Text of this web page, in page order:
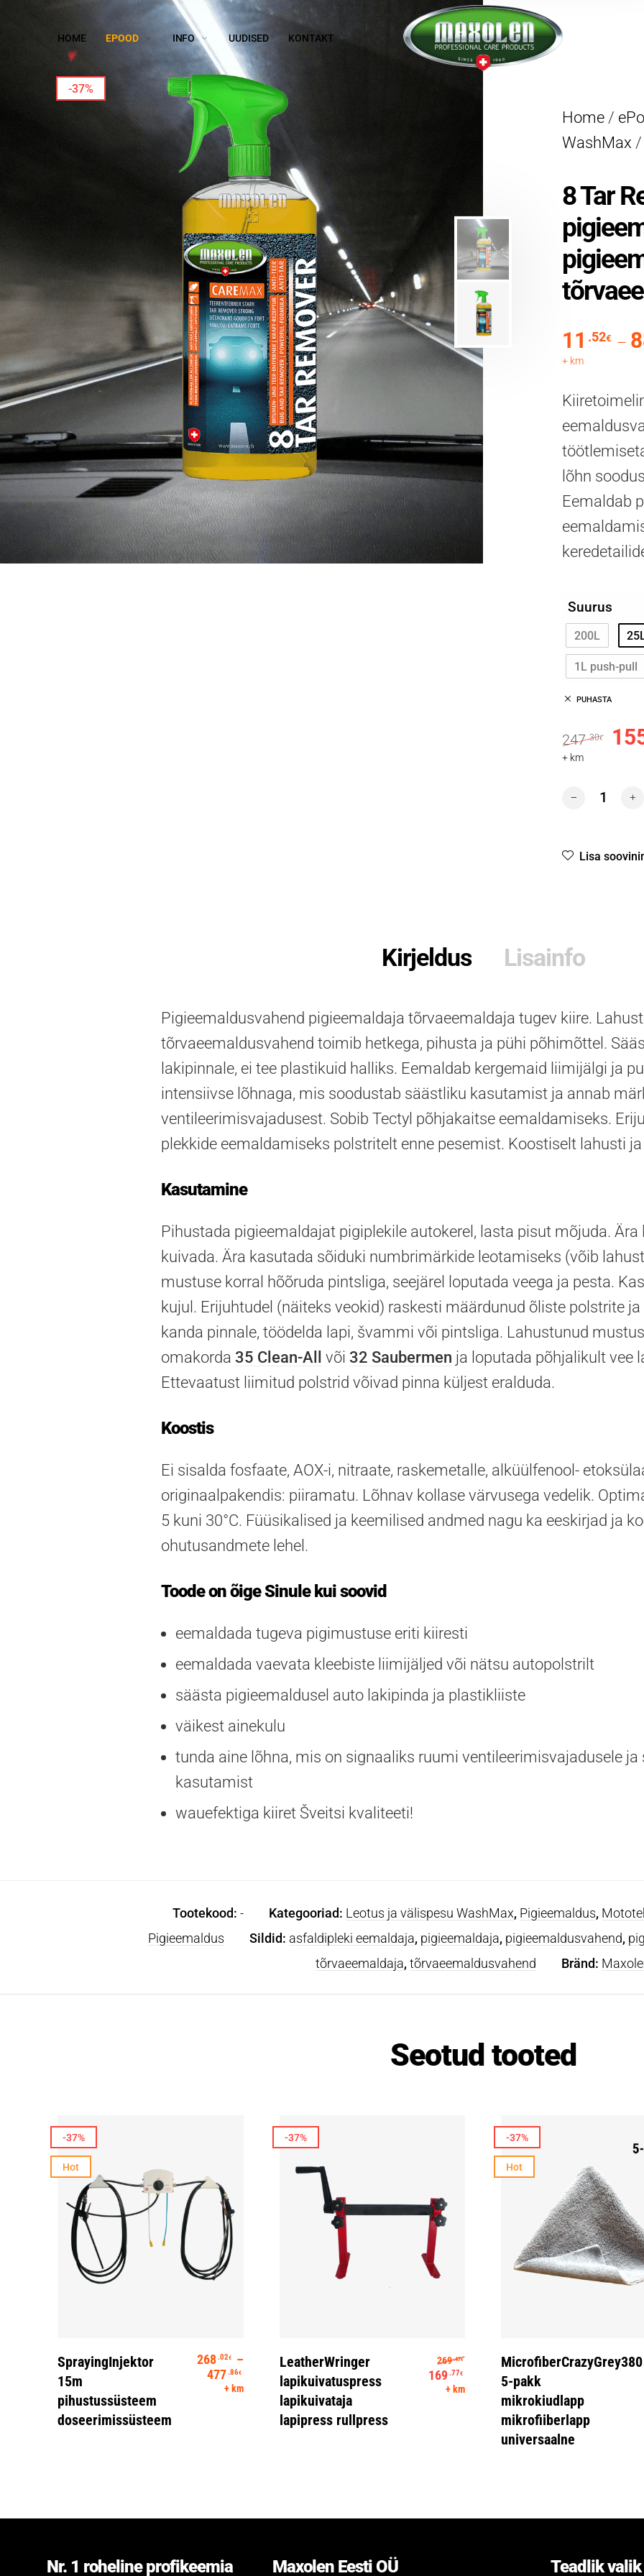
HOME EPOOD INFO UUDISED KONTAKT
-37%
Home /
WashMax /
8 Tar
11 .52€ –
+ km
lõhn
Eemaldab
Suurus
200L
1L push-pull
PUHASTA
247.30€
+ km
8 Tar
Lisa
Kirjeldus Lisainfo
Pigieemaldusvahend pigieemaldaja tõrvaeemaldaja tugev kiire.
tõrvaeemaldusvahend toimib hetkega, pihusta ja pühi põhimõttel.
lakipinnale, ei tee plastikuid halliks. Eemaldab kergemaid liimijälgi ja
intensiivse lõhnaga, mis soodustab säästliku kasutamist ja annab
ventileerimisvajadusest. Sobib Tectyl põhjakaitse eemaldamiseks.
plekkide eemaldamiseks polstritelt enne pesemist. Koostiselt lahusti
Kasutamine
Pihustada pigieemaldajat pigiplekile autokerel, lasta pisut mõjuda. Ära
kuivada. Ära kasutada sõiduki numbrimärkide leotamiseks (võib
mustuse korral hõõruda pintsliga, seejärel loputada veega ja pesta.
kujul. Erijuhtudel (näiteks veokid) raskesti määrdunud õliste polstrite
kanda pinnale, töödelda lapi, švammi või pintsliga. Lahustunud
omakorda 35 Clean-All või 32 Saubermen ja loputada põhjalikult vee
Ettevaatust liimitud polstrid võivad pinna küljest eralduda.
Koostis
Ei sisalda fosfaate, AOX-i, nitraate, raskemetalle, alküülfenool-
originaalpakendis: piiramatu. Lõhnav kollase värvusega vedelik.
5 kuni 30°C. Füüsikalised ja keemilised andmed nagu ka eeskirjad ja
ohutusandmete lehel.
Toode on õige Sinule kui soovid
eemaldada tugeva pigimustuse eriti kiiresti
eemaldada vaevata kleebiste liimijäljed või nätsu autopolstrilt
säästa pigieemaldusel auto lakipinda ja plastikliiste
väikest ainekulu
tunda aine lõhna, mis on signaaliks ruumi ventileerimisvajadusele
kasutamist
wauefektiga kiiret Šveitsi kvaliteeti!
Tootekood: - Kategooriad: Leotus ja välispesu WashMax, Pigieemaldus,
Pigieemaldus
Sildid: asfaldipleki eemaldaja, pigieemaldaja, pigieemaldusvahend,
tõrvaeemaldaja, tõrvaeemaldusvahend Bränd:
Seotud tooted
-37%
Hot
SprayingInjektor
15m
pihustussüsteem
doseerimissüsteem
268.02€
–
477.86€ Hinnavahemik: 268.02€ kuni 477.86€
+ km
-37%
LeatherWringer
lapikuivatuspress
lapikuivataja
lapipress rullpress
269.47€ Algne hind oli: 269.47€.
169.77€
Praegune hind on: 169.77€.
+ km
-37%
Hot
MicrofiberCrazyGrey380
5-pakk
mikrokiudlapp
mikrofiiberlapp
universaalne
Nr. 1 roheline profikeemia Maxolen Eesti OÜ Teadlik valik